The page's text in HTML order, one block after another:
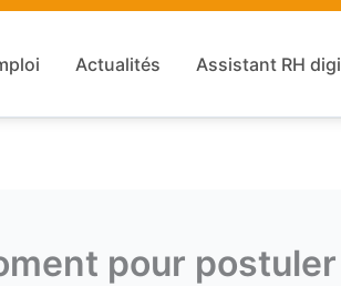
Actualités Assistant RH
pour postuler